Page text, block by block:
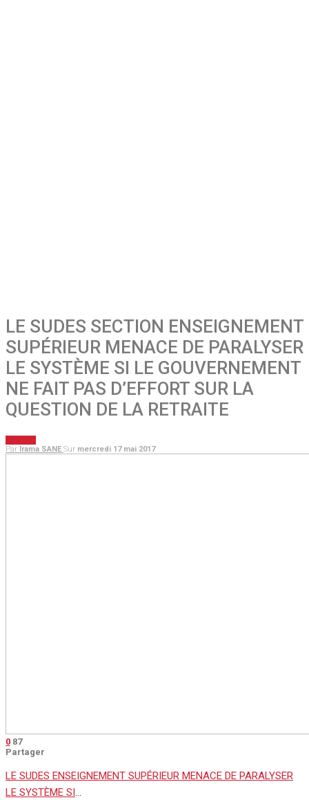
LE SUDES SECTION ENSEIGNEMENT
SUPÉRIEUR MENACE DE PARALYSER
LE SYSTÈME SI LE GOUVERNEMENT
NE FAIT PAS D’EFFORT SUR LA
QUESTION DE LA RETRAITE
Par Irama SANE Sur mercredi 17 mai 2017
0 87
Partager
LE SUDES ENSEIGNEMENT SUPÉRIEUR MENACE DE PARALYSER
LE SYSTÈME SI…